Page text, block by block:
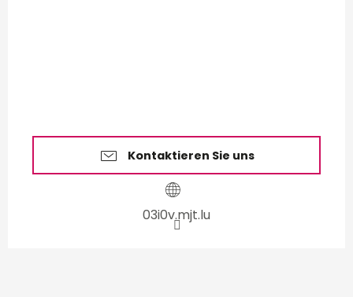
Kontaktieren Sie uns
03i0v.mjt.lu